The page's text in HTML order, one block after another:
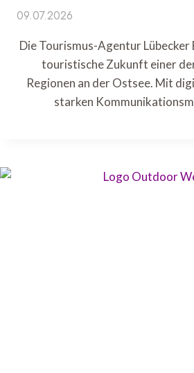
09.07.2026
Die Tourismus-Agentur
touristische Zukunft einer
Regionen an der Ostsee. Mit
starken